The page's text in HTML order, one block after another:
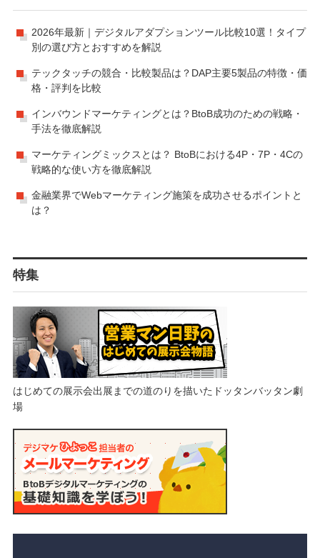
2026年最新｜デジタルアダプションツール比較10選！タイプ
別の選び方とおすすめを解説
テックタッチの競合・比較製品は？DAP主要5製品の特徴・価
格・評判を比較
インバウンドマーケティングとは？BtoB成功のための戦略・
手法を徹底解説
マーケティングミックスとは？ BtoBにおける4P・7P・4Cの
戦略的な使い方を徹底解説
金融業界でWebマーケティング施策を成功させるポイントと
は？
特集
はじめての展示会出展までの道のりを描いたドッタンバッタン劇
場